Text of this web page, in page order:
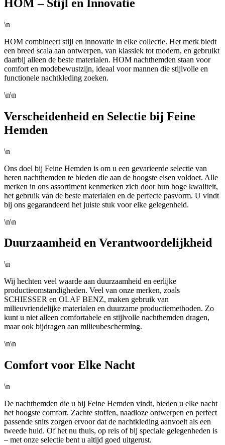
HOM – Stijl en Innovatie
\n
HOM combineert stijl en innovatie in elke collectie. Het merk biedt
een breed scala aan ontwerpen, van klassiek tot modern, en gebruikt
daarbij alleen de beste materialen. HOM nachthemden staan voor
comfort en modebewustzijn, ideaal voor mannen die stijlvolle en
functionele nachtkleding zoeken.
\n\n
Verscheidenheid en Selectie bij Feine
Hemden
\n
Ons doel bij Feine Hemden is om u een gevarieerde selectie van
heren nachthemden te bieden die aan de hoogste eisen voldoet. Alle
merken in ons assortiment kenmerken zich door hun hoge kwaliteit,
het gebruik van de beste materialen en de perfecte pasvorm. U vindt
bij ons gegarandeerd het juiste stuk voor elke gelegenheid.
\n\n
Duurzaamheid en Verantwoordelijkheid
\n
Wij hechten veel waarde aan duurzaamheid en eerlijke
productieomstandigheden. Veel van onze merken, zoals
SCHIESSER en OLAF BENZ, maken gebruik van
milieuvriendelijke materialen en duurzame productiemethoden. Zo
kunt u niet alleen comfortabele en stijlvolle nachthemden dragen,
maar ook bijdragen aan milieubescherming.
\n\n
Comfort voor Elke Nacht
\n
De nachthemden die u bij Feine Hemden vindt, bieden u elke nacht
het hoogste comfort. Zachte stoffen, naadloze ontwerpen en perfect
passende snits zorgen ervoor dat de nachtkleding aanvoelt als een
tweede huid. Of het nu thuis, op reis of bij speciale gelegenheden is
– met onze selectie bent u altijd goed uitgerust.